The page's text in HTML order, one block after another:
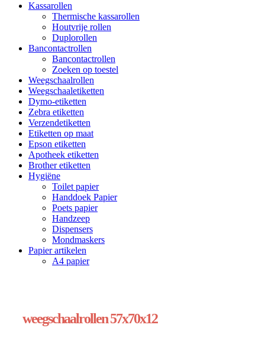
Kassarollen
Thermische kassarollen
Houtvrije rollen
Duplorollen
Bancontactrollen
Bancontactrollen
Zoeken op toestel
Weegschaalrollen
Weegschaaletiketten
Dymo-etiketten
Zebra etiketten
Verzendetiketten
Etiketten op maat
Epson etiketten
Apotheek etiketten
Brother etiketten
Hygiëne
Toilet papier
Handdoek Papier
Poets papier
Handzeep
Dispensers
Mondmaskers
Papier artikelen
A4 papier
weegschaalrollen 57x70x12